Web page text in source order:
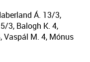
Á. 13/3,
3, Balogh K. 4,
Vaspál M. 4, Mónus